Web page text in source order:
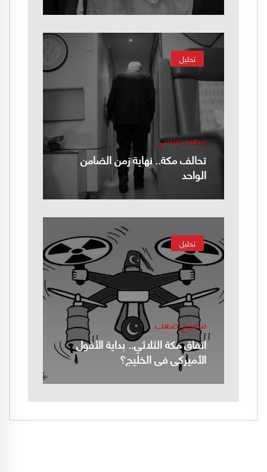
تحليل
سعيد عيسى
تحالف مكة.. نهاية زمن الضامن
الواحد
تحليل
سميح صعب
اتفاق مكة الثلاثي.. بداية الأفول
الأميركي في الخليج؟